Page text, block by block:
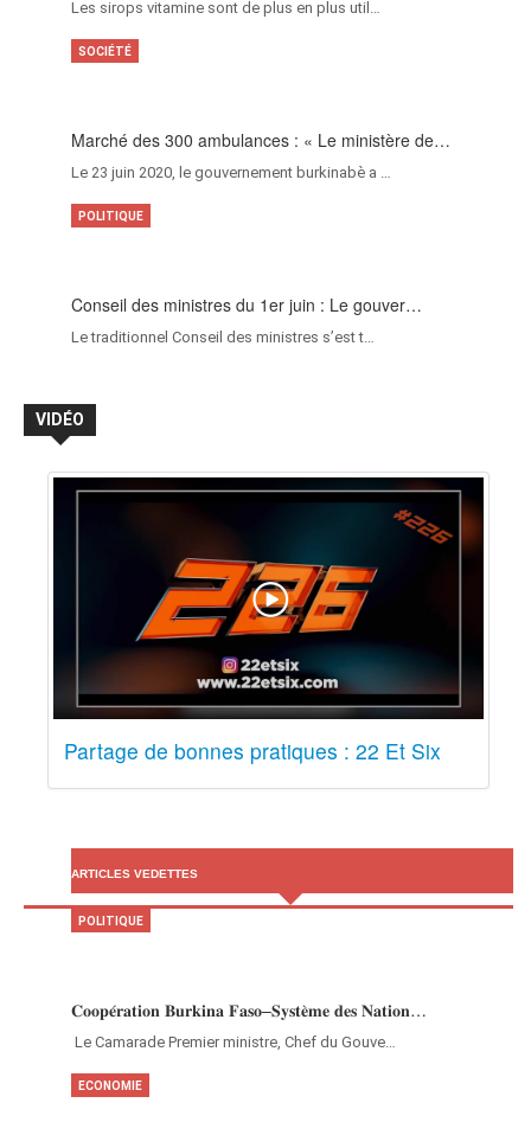
Les sirops vitamine sont de plus en plus util…
Marché des 300 ambulances : « Le ministère de…
Le 23 juin 2020, le gouvernement burkinabè a …
SOCIÉTÉ
Conseil des ministres du 1er juin : Le gouver…
Le traditionnel Conseil des ministres s’est t…
POLITIQUE
VIDÉO
Partage de bonnes pratiques : 22 Et Six
ARTICLES VEDETTES
𝐂𝐨𝐨𝐩𝐞́𝐫𝐚𝐭𝐢𝐨𝐧 𝐁𝐮𝐫𝐤𝐢𝐧𝐚 𝐅𝐚𝐬𝐨–𝐒𝐲𝐬𝐭𝐞̀𝐦𝐞 𝐝𝐞𝐬 𝐍𝐚𝐭𝐢𝐨𝐧…
‎Le Camarade Premier ministre, Chef du Gouve…
POLITIQUE
ECONOMIE